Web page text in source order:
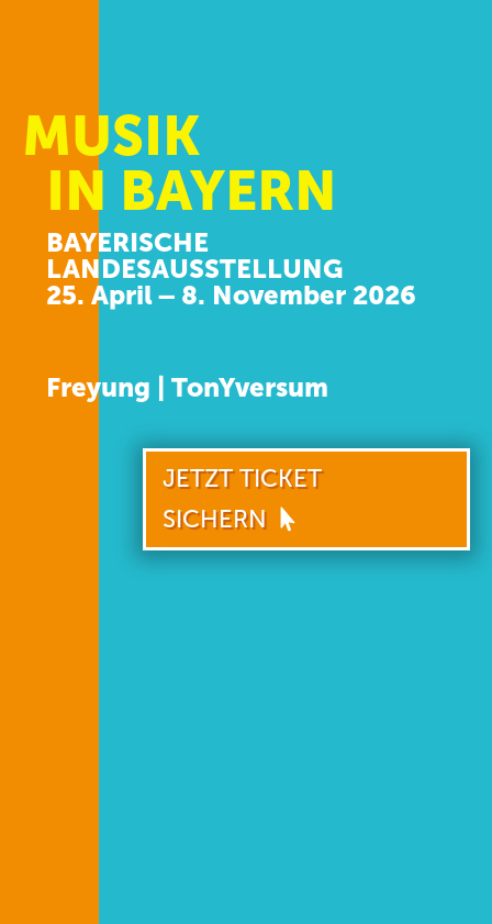
MUSIK
IN BAYERN
BAYERISCHE
LANDESAUSSTELLUNG
25. April – 8. November 2026
Freyung | TonYversum
JETZT TICKET
SICHERN